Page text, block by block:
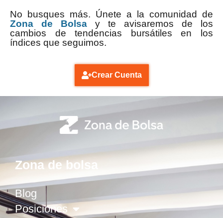
No busques más. Únete a la comunidad de
Zona de Bolsa y te avisaremos de los
cambios de tendencias bursátiles en los
índices que seguimos.
Crear Cuenta
Zona de bolsa
Blog
Posiciones